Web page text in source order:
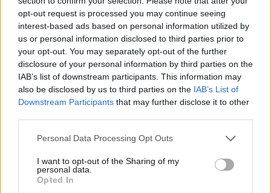
opt-out request is processed you may continue seeing
interest-based ads based on personal information utilized by
us or personal information disclosed to third parties prior to
your opt-out. You may separately opt-out of the further
disclosure of your personal information by third parties on the
IAB’s list of downstream participants. This information may
also be disclosed by us to third parties on the IAB’s List of
Downstream Participants that may further disclose it to other
Please note that this website/app uses one or more Google
not limited to your visit or usage behaviour. You may click to
grant or deny consent to Google and its third-party tags to
use your data for below specified purposes in below Google
Personal Data Processing Opt Outs
I want to opt-out of the Sharing of my
personal data.
Opted In